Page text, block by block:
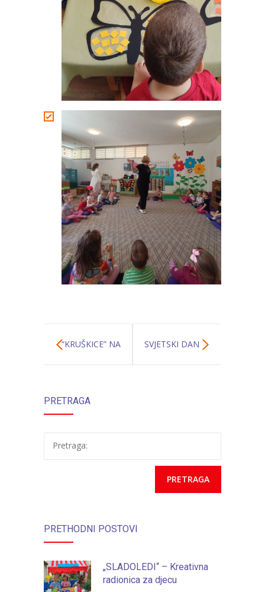
“KRUŠKICE” NA SVJETSKI DAN
PRETRAGA
Pretraga:
PRETHODNI POSTOVI
„SLADOLEDI“ – Kreativna
radionica za djecu